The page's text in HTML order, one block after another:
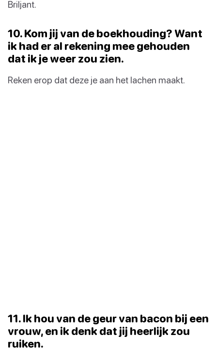
Briljant.
10. Kom jij van de boekhouding? Want
ik had er al rekening mee gehouden
dat ik je weer zou zien.
Reken erop dat deze je aan het lachen maakt.
11. Ik hou van de geur van bacon bij een
vrouw, en ik denk dat jij heerlijk zou
ruiken.